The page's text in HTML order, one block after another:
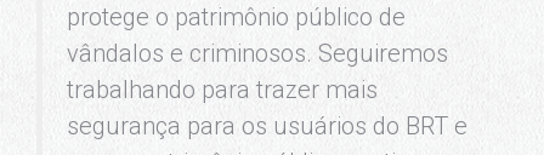
protege o patrimônio público de
vândalos e criminosos. Seguiremos
trabalhando para trazer mais
segurança para os usuários do BRT e